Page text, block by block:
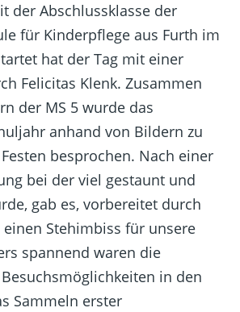
der Abschlussklasse der
für Kinderpflege aus Furth im
hat der Tag mit einer
Felicitas Klenk. Zusammen
der MS 5 wurde das
anhand von Bildern zu
besprochen. Nach einer
bei der viel gestaunt und
gab es, vorbereitet durch
einen Stehimbiss für unsere
spannend waren die
in den
Sammeln erster